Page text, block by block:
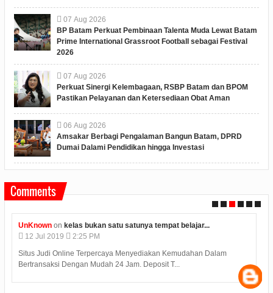
07 Aug 2026
BP Batam Perkuat Pembinaan Talenta Muda Lewat Batam
Prime International Grassroot Football sebagai Festival
2026
07 Aug 2026
Perkuat Sinergi Kelembagaan, RSBP Batam dan BPOM
Pastikan Pelayanan dan Ketersediaan Obat Aman
06 Aug 2026
Amsakar Berbagi Pengalaman Bangun Batam, DPRD
Dumai Dalami Pendidikan hingga Investasi
Comments
UnKnownonkelas bukan satu satunya tempat belajar...
Jul 2019
2:25 PM
Situs Judi Online Terpercaya Menyediakan Kemudahan Dalam
Bertransaksi Dengan Mudah 24 Jam. Deposit T...